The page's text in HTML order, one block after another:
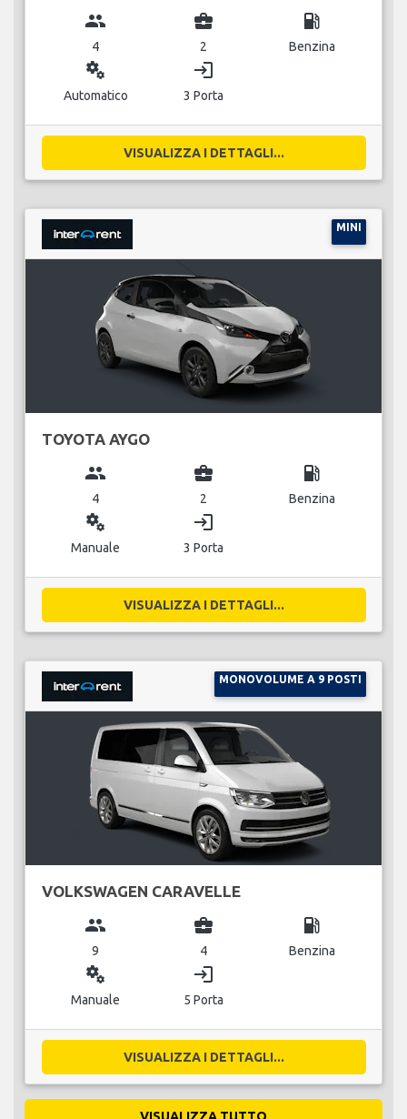
group
4
business_center
2
local_gas_station
Benzina
miscellaneous_services
Automatico
login
3 Porta
VISUALIZZA I DETTAGLI...
MINI
TOYOTA AYGO
group
4
business_center
2
local_gas_station
Benzina
miscellaneous_services
Manuale
login
3 Porta
VISUALIZZA I DETTAGLI...
MONOVOLUME A 9 POSTI
VOLKSWAGEN CARAVELLE
group
9
business_center
4
local_gas_station
Benzina
miscellaneous_services
Manuale
login
5 Porta
VISUALIZZA I DETTAGLI...
VISUALIZZA TUTTO